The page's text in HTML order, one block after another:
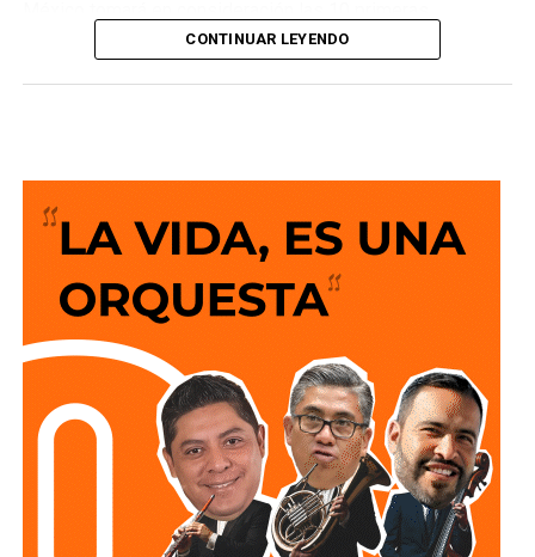
conclusiones preliminares del Comité de Científicos y
“¿Qué objetivo tiene esto? No depender tanto del exterior,
aún con toda la explotación que se hiciera de gas no
convencional, seguiríamos importando de Estados Unidos,
el objetivo es bajar la importación para que no
dependamos tanto del exterior. ¿Esto es algo que busca
México? No, lo buscan todos los países del mundo,
garantizar su soberanía energética”, puntualizó en la
conferencia matutina: “Las mañaneras del pueblo”.
CONTINUAR LEYENDO